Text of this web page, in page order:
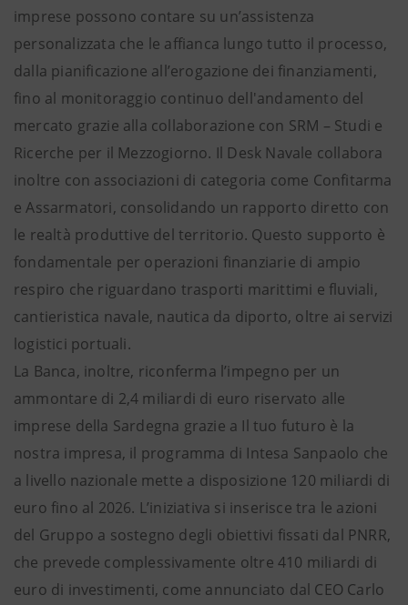
imprese possono contare su un’assistenza
personalizzata che le affianca lungo tutto il processo,
dalla pianificazione all’erogazione dei finanziamenti,
fino al monitoraggio continuo dell'andamento del
mercato grazie alla collaborazione con SRM – Studi e
Ricerche per il Mezzogiorno. Il Desk Navale collabora
inoltre con associazioni di categoria come Confitarma
e Assarmatori, consolidando un rapporto diretto con
le realtà produttive del territorio. Questo supporto è
fondamentale per operazioni finanziarie di ampio
respiro che riguardano trasporti marittimi e fluviali,
cantieristica navale, nautica da diporto, oltre ai servizi
logistici portuali.
La Banca, inoltre, riconferma l’impegno per un
ammontare di 2,4 miliardi di euro riservato alle
imprese della Sardegna grazie a Il tuo futuro è la
nostra impresa, il programma di Intesa Sanpaolo che
a livello nazionale mette a disposizione 120 miliardi di
euro fino al 2026. L’iniziativa si inserisce tra le azioni
del Gruppo a sostegno degli obiettivi fissati dal PNRR,
che prevede complessivamente oltre 410 miliardi di
euro di investimenti, come annunciato dal CEO Carlo